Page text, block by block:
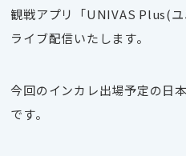
観戦アプリ「UNIVAS Plus(
ライブ配信いたします。
今回のインカレ出場予定の日
です。